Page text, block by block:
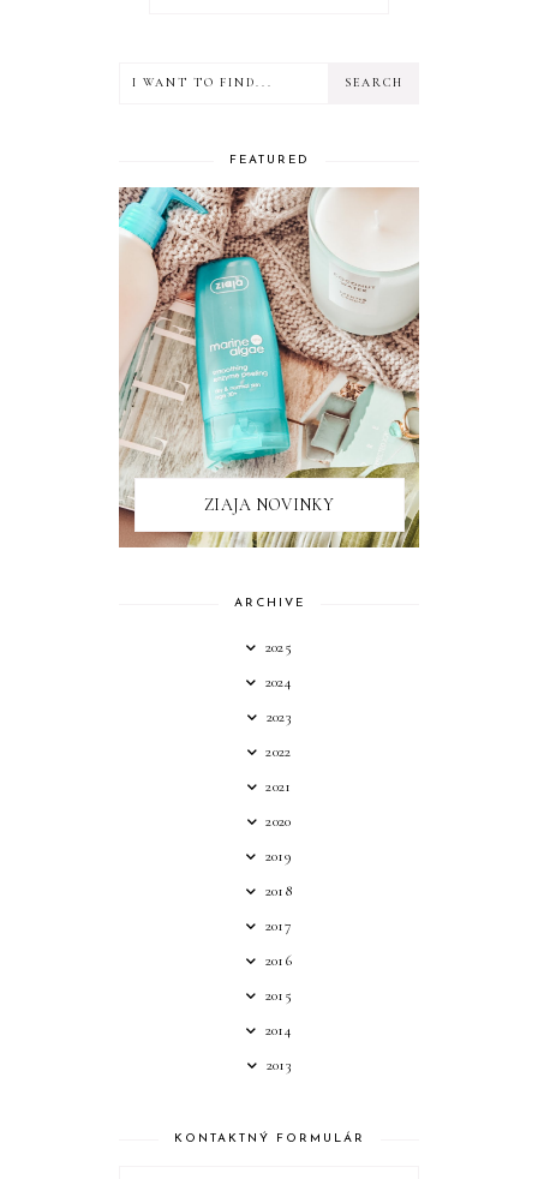
FEATURED
ZIAJA NOVINKY
ARCHIVE
2025
2024
2023
2022
2021
2020
2019
2018
2017
2016
2015
2014
2013
KONTAKTNÝ FORMULÁR